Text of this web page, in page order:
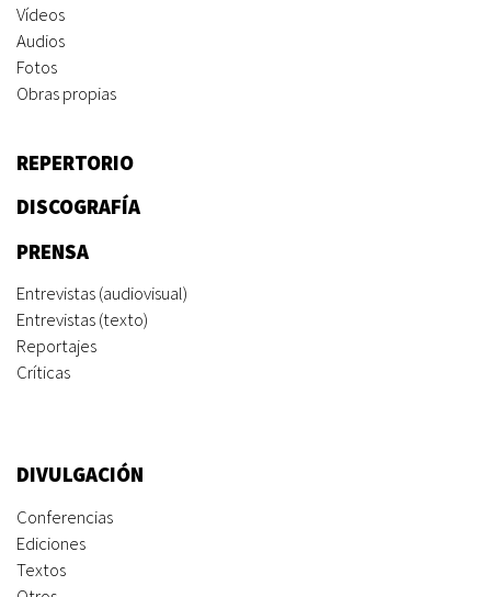
Vídeos
Audios
Fotos
Obras propias
REPERTORIO
DISCOGRAFÍA
PRENSA
Entrevistas (audiovisual)
Entrevistas (texto)
Reportajes
Críticas
DIVULGACIÓN
Conferencias
Ediciones
Textos